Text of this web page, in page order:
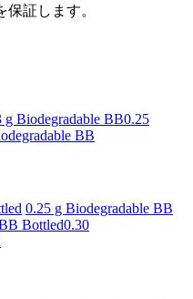
保証します。
g Biodegradable BB0.25
BB
0.25 g Biodegradable BB
Bottled0.30